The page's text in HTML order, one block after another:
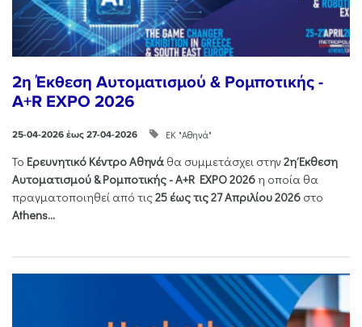
2η Έκθεση Αυτοματισμού & Ρομποτικής -
A+R EXPO 2026
25-04-2026 έως 27-04-2026 ΕΚ "Αθηνά"
Το Ερευνητικό Κέντρο Αθηνά θα συμμετάσχει στην2η Έκθεση
Αυτοματισμού & Ρομποτικής - Α+R EXPO 2026 η οποία θα
πραγματοποιηθεί από τις25 έως τις 27 Απριλίου 2026 στο
Athens...